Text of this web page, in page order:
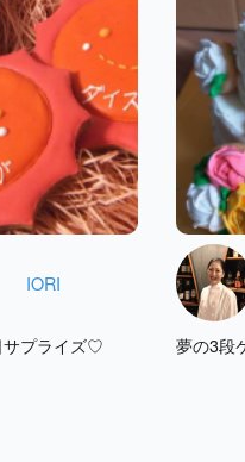
IORI
サプライズ♡ 夢の3段